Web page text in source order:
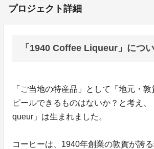
プロジェクト詳細
「1940 Coffee Liqueur」につ
「ご当地の特産品」として「地元・
ピールできるものはないか？と考え
queur」は生まれました。
コーヒーは、1940年創業の敦賀が誇